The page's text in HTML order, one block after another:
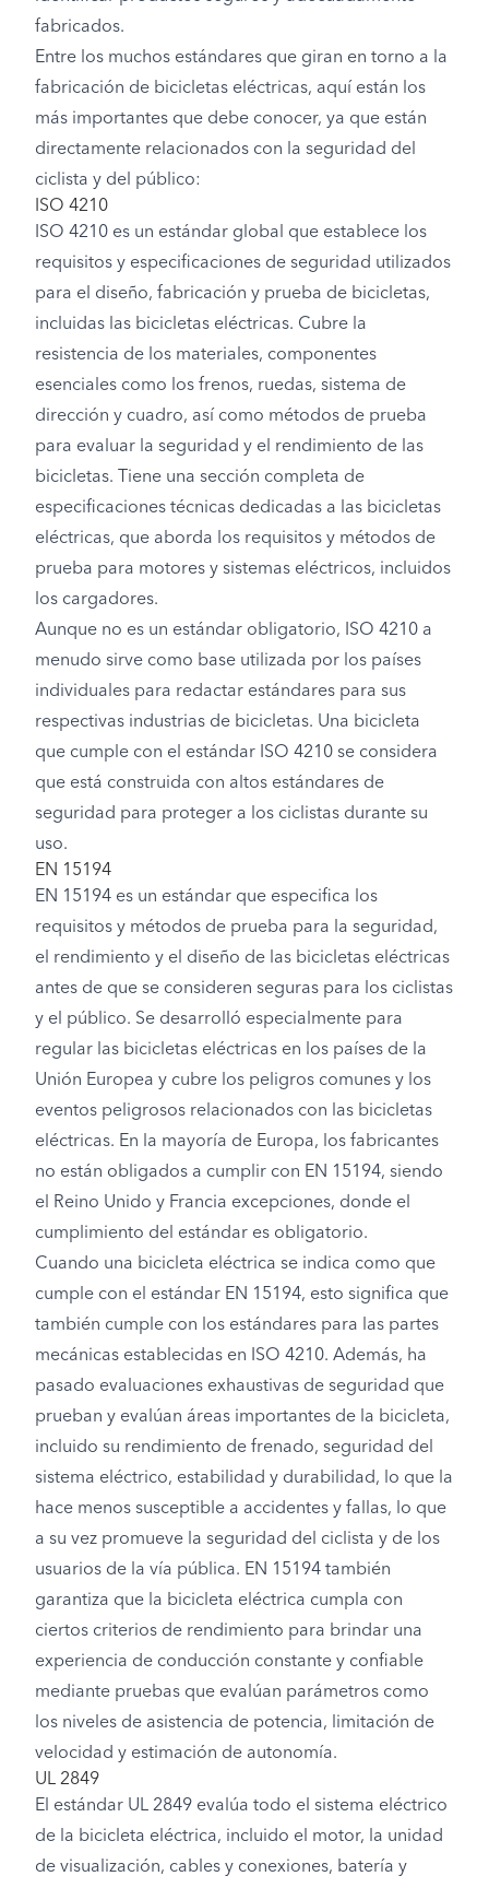
fabricados.
Entre los muchos estándares que giran en torno a la
fabricación de bicicletas eléctricas, aquí están los
más importantes que debe conocer, ya que están
directamente relacionados con la seguridad del
ciclista y del público:
ISO 4210
ISO 4210 es un estándar global que establece los
requisitos y especificaciones de seguridad utilizados
para el diseño, fabricación y prueba de bicicletas,
incluidas las bicicletas eléctricas. Cubre la
resistencia de los materiales, componentes
esenciales como los frenos, ruedas, sistema de
dirección y cuadro, así como métodos de prueba
para evaluar la seguridad y el rendimiento de las
bicicletas. Tiene una sección completa de
especificaciones técnicas dedicadas a las bicicletas
eléctricas, que aborda los requisitos y métodos de
prueba para motores y sistemas eléctricos, incluidos
los cargadores.
Aunque no es un estándar obligatorio, ISO 4210 a
menudo sirve como base utilizada por los países
individuales para redactar estándares para sus
respectivas industrias de bicicletas. Una bicicleta
que cumple con el estándar ISO 4210 se considera
que está construida con altos estándares de
seguridad para proteger a los ciclistas durante su
uso.
EN 15194
EN 15194 es un estándar que especifica los
requisitos y métodos de prueba para la seguridad,
el rendimiento y el diseño de las bicicletas eléctricas
antes de que se consideren seguras para los ciclistas
y el público. Se desarrolló especialmente para
regular las bicicletas eléctricas en los países de la
Unión Europea y cubre los peligros comunes y los
eventos peligrosos relacionados con las bicicletas
eléctricas. En la mayoría de Europa, los fabricantes
no están obligados a cumplir con EN 15194, siendo
el Reino Unido y Francia excepciones, donde el
cumplimiento del estándar es obligatorio.
Cuando una bicicleta eléctrica se indica como que
cumple con el estándar EN 15194, esto significa que
también cumple con los estándares para las partes
mecánicas establecidas en ISO 4210. Además, ha
pasado evaluaciones exhaustivas de seguridad que
prueban y evalúan áreas importantes de la bicicleta,
incluido su rendimiento de frenado, seguridad del
sistema eléctrico, estabilidad y durabilidad, lo que la
hace menos susceptible a accidentes y fallas, lo que
a su vez promueve la seguridad del ciclista y de los
usuarios de la vía pública. EN 15194 también
garantiza que la bicicleta eléctrica cumpla con
ciertos criterios de rendimiento para brindar una
experiencia de conducción constante y confiable
mediante pruebas que evalúan parámetros como
los niveles de asistencia de potencia, limitación de
velocidad y estimación de autonomía.
UL 2849
El estándar UL 2849 evalúa todo el sistema eléctrico
de la bicicleta eléctrica, incluido el motor, la unidad
de visualización, cables y conexiones, batería y